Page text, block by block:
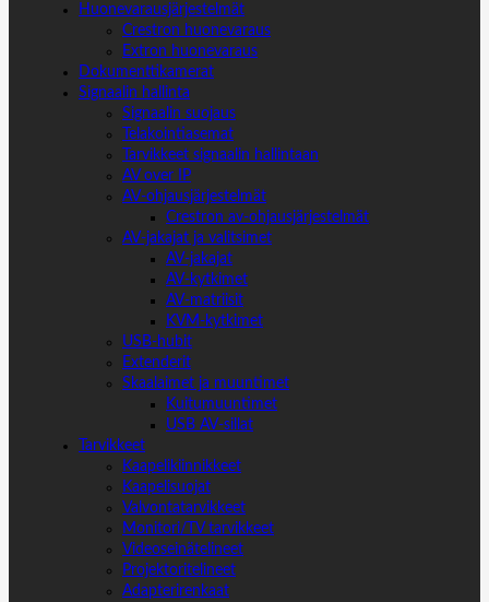
Huonevarausjärjestelmät
Crestron huonevaraus
Extron huonevaraus
Dokumenttikamerat
Signaalin hallinta
Signaalin suojaus
Telakointiasemat
Tarvikkeet signaalin hallintaan
AV over IP
AV-ohjausjärjestelmät
Crestron av-ohjausjärjestelmät
AV-jakajat ja valitsimet
AV-jakajat
AV-kytkimet
AV-matriisit
KVM-kytkimet
USB-hubit
Extenderit
Skaalaimet ja muuntimet
Kuitumuuntimet
USB AV-sillat
Tarvikkeet
Kaapelikiinnikkeet
Kaapelisuojat
Valvontatarvikkeet
Monitori/TV tarvikkeet
Videoseinätelineet
Projektoritelineet
Adapterirenkaat